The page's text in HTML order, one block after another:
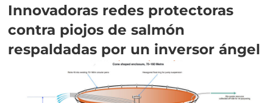
Innovadoras redes protectoras
contra piojos de salmón
respaldadas por un inversor ángel